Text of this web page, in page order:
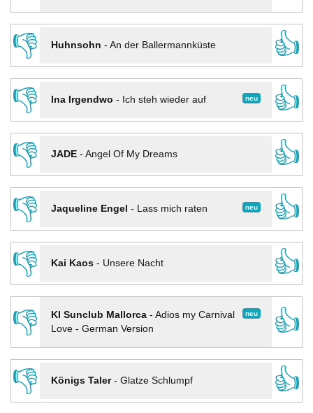
👎
Huhnsohn - An der Ballermannküste
👍
👎
neu
Ina Irgendwo - Ich steh wieder auf
👍
👎
JADE- Angel Of My Dreams
👍
👎
neu
Jaqueline Engel - Lass mich raten
👍
👎
Kai Kaos- Unsere Nacht
👍
👎
neu
KI Sunclub Mallorca- Adios my Carnival
Love - German Version
👍
👎
Königs Taler- Glatze Schlumpf
👍